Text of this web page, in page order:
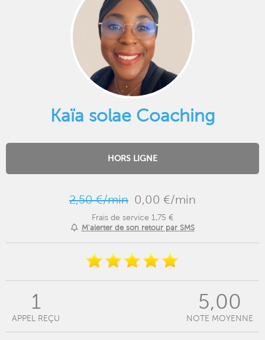
Kaïa solae Coaching
HORS LIGNE
2,50 €/min 0,00 €/min
Frais de service 1,75 €
M'alerter de son retour par SMS
1
APPEL REÇU
5,00
NOTE MOYENNE